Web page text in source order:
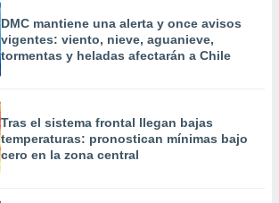
DMC mantiene una alerta y once avisos
vigentes: viento, nieve, aguanieve,
tormentas y heladas afectarán a Chile
Tras el sistema frontal llegan bajas
temperaturas: pronostican mínimas bajo
cero en la zona central